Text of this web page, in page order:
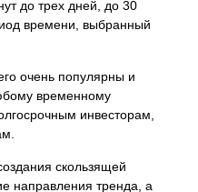
до трех дней, до 30
времени, выбранный
очень популярны и
временному
инвесторам,
скользящей
направления тренда, а